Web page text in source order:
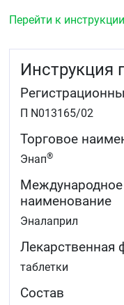
бессимптомной
уменьшения
снижения
Перейти к инструкции
Инструкция
П N013165/02
Торговое
Энап®
Международное
наименование
Эналаприл
Лекарственная
таблетки
Состав